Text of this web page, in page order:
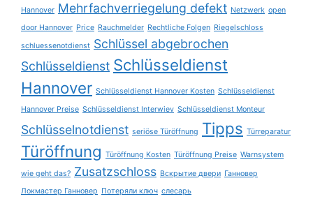
Hannover Mehrfachverriegelung defekt Netzwerk open
door Hannover Price Rauchmelder Rechtliche Folgen Riegelschloss
schluessenotdienst Schlüssel abgebrochen
Schlüsseldienst Schlüsseldienst
Hannover Schlüsseldienst Hannover Kosten Schlüsseldienst
Hannover Preise Schlüsseldienst Interwiev Schlüsseldienst Monteur
Schlüsselnotdienst seriöse Türöffnung Tipps Türreparatur
Türöffnung Türöffnung Kosten Türöffnung Preise Warnsystem
wie geht das? Zusatzschloss Вскрытие двери Ганновер
Локмастер Ганновер Потеряли ключ слесарь